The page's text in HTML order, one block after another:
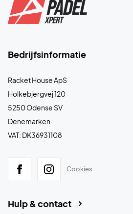
Bedrijfsinformatie
Racket House ApS
Holkebjergvej 120
5250 Odense SV
Denemarken
VAT: DK36931108
Cookies
Hulp & contact